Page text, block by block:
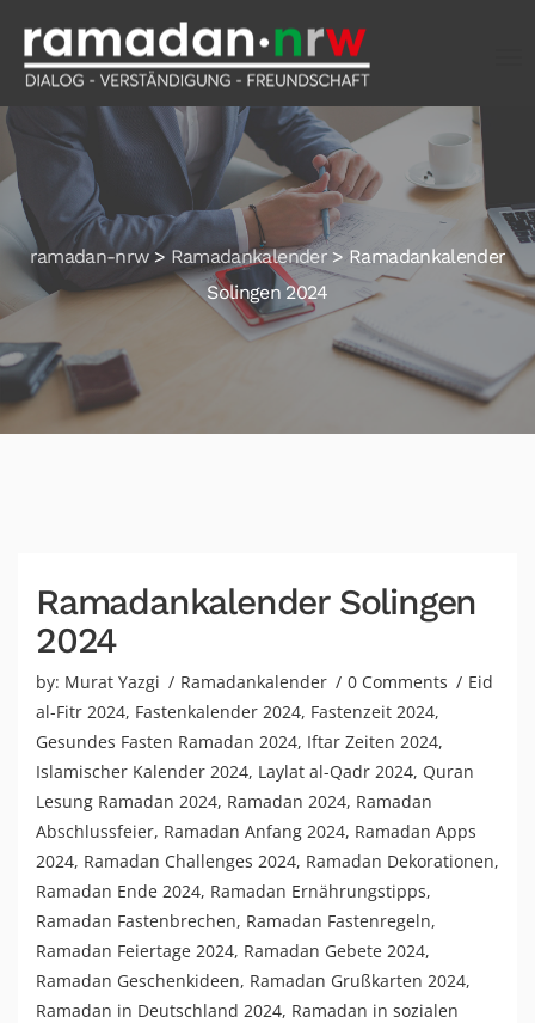
ramadan-nrw> Ramadankalender> Ramadankalender
Solingen 2024
Ramadankalender Solingen
2024
by: Murat Yazgi Ramadankalender 0 Comments
Eid
al-Fitr 2024, Fastenkalender 2024, Fastenzeit 2024,
Gesundes Fasten Ramadan 2024, Iftar Zeiten 2024,
Islamischer Kalender 2024, Laylat al-Qadr 2024, Quran
Lesung Ramadan 2024, Ramadan 2024, Ramadan
Abschlussfeier, Ramadan Anfang 2024, Ramadan Apps
2024, Ramadan Challenges 2024, Ramadan Dekorationen,
Ramadan Ende 2024, Ramadan Ernährungstipps,
Ramadan Fastenbrechen, Ramadan Fastenregeln,
Ramadan Feiertage 2024, Ramadan Gebete 2024,
Ramadan Geschenkideen, Ramadan Grußkarten 2024,
Ramadan in Deutschland 2024, Ramadan in sozialen